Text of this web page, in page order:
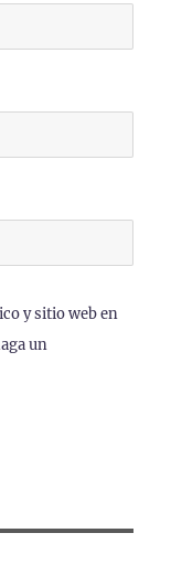
y sitio web en
un